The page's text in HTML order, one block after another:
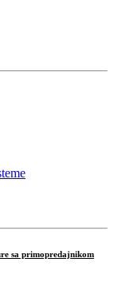
sa primopredajnikom